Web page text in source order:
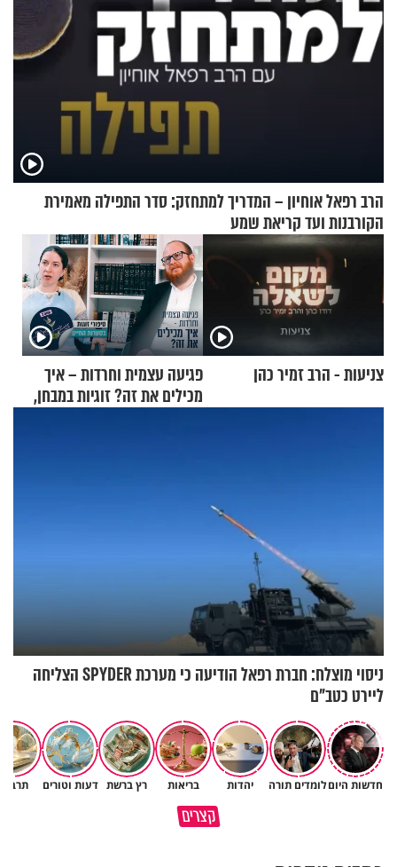
הרב רפאל אוחיון – המדריך למתחזק: סדר התפילה מאמירת
הקורבנות ועד קריאת שמע
צניעות - הרב זמיר כהן
פגיעה עצמית וחרדות – איך
מכילים את זה? זוגיות במבחן,
ניסוי מוצלח: חברת רפאל הודיעה כי מערכת SPYDER הצליחה
ליירט כטב"ם
חדשות היוםלומדים תורה יהדות בריאות רץ ברשת דעות וטורים
קצרים